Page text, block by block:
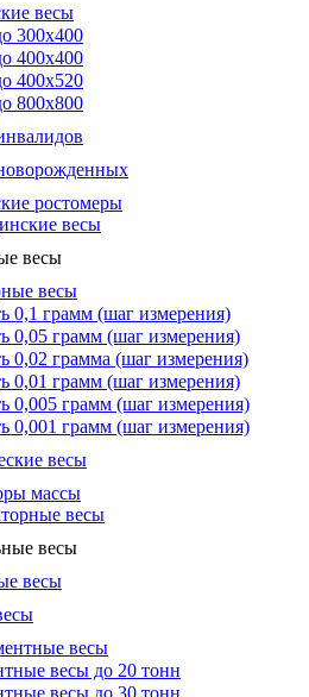
весы
300х400
400х400
400х520
800х800
ростомеры
весы
весы
весы
0,1 грамм (шаг измерения)
0,05 грамм (шаг измерения)
0,02 грамма (шаг измерения)
0,01 грамм (шаг измерения)
0,005 грамм (шаг измерения)
0,001 грамм (шаг измерения)
весы
массы
весы
весы
весы
весы
весы до 20 тонн
весы до 30 тонн